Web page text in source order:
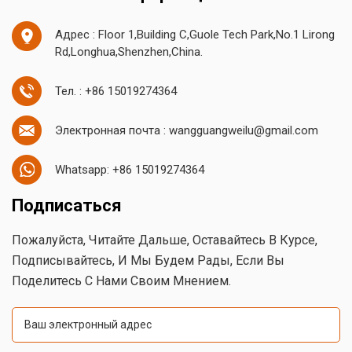
Адрес : Floor 1,Building C,Guole Tech Park,No.1 Lirong
Rd,Longhua,Shenzhen,China.
Тел. : +86 15019274364
Электронная почта : wangguangweilu@gmail.com
Whatsapp: +86 15019274364
Подписаться
Пожалуйста, Читайте Дальше, Оставайтесь В Курсе,
Подписывайтесь, И Мы Будем Рады, Если Вы
Поделитесь С Нами Своим Мнением.